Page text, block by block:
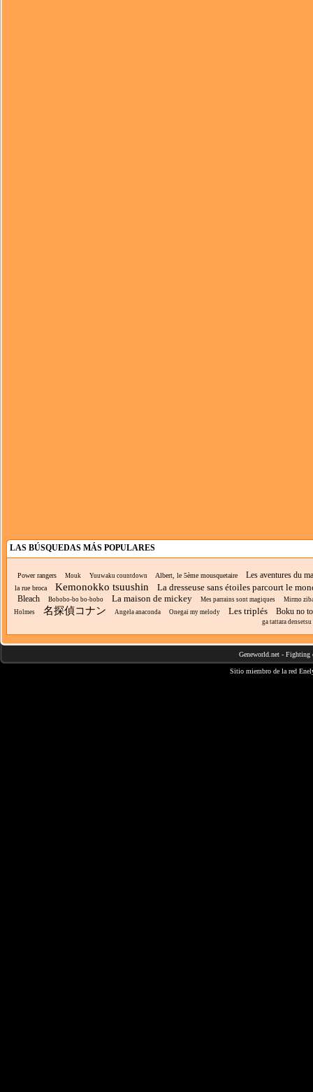
LAS BÚSQUEDAS MÁS POPULARES
Power rangers Mouk Yuuwaku countdown Albert, le 5ème mousquetaire Les aventures du
la rue broca Kemonokko tsuushin La dresseuse sans étoiles parcourt le
Bleach Bobobo-bo bo-bobo La maison de mickey Mes parrains sont magiques
Mirmo
Holmes
名探偵コナン Angela anaconda Onegai my melody Les triplés Boku no
ga tattara
Geneworld.net - Fighting
Sitio miembro de la red